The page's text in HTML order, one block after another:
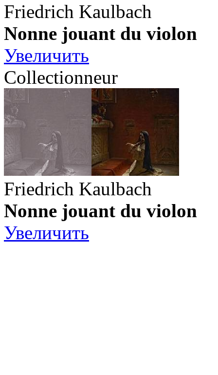
Friedrich Kaulbach
Nonne jouant du violon
Увеличить
Collectionneur
Friedrich Kaulbach
Nonne jouant du violon
Увеличить